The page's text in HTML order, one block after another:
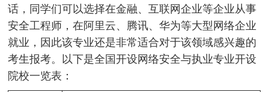
话，同学们可以选择在金融、互联网企业等企业从事
安全工程师，在阿里云、腾讯、华为等大型网络企业
就业，因此该专业还是非常适合对于该领域感兴趣的
考生报考。以下是全国开设网络安全与执业专业开设
院校一览表：